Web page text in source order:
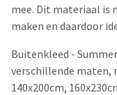
mee. Dit materiaal is
maken en daardoor
Buitenkleed -
verschillende maten,
140x200cm,